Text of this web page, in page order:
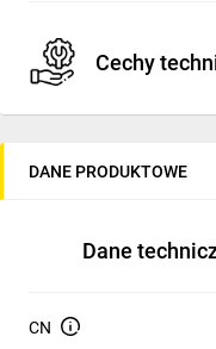
Cechy
Typ: przekaźnik
DC; polaryzacja
rozwarte/mono).
Znamionowy prąd
DANE PRODUKTOWE
Dane
CN